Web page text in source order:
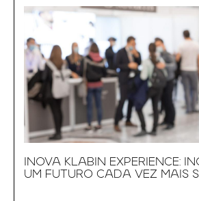
INOVA KLABIN EXPERIENCE:
UM FUTURO CADA VEZ MAIS